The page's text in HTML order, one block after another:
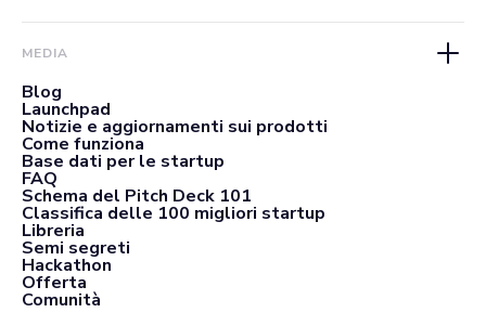
MEDIA
Blog
Launchpad
Notizie e aggiornamenti sui prodotti
Come funziona
Base dati per le startup
FAQ
Schema del Pitch Deck 101
Classifica delle 100 migliori startup
Libreria
Semi segreti
Hackathon
Offerta
Comunità